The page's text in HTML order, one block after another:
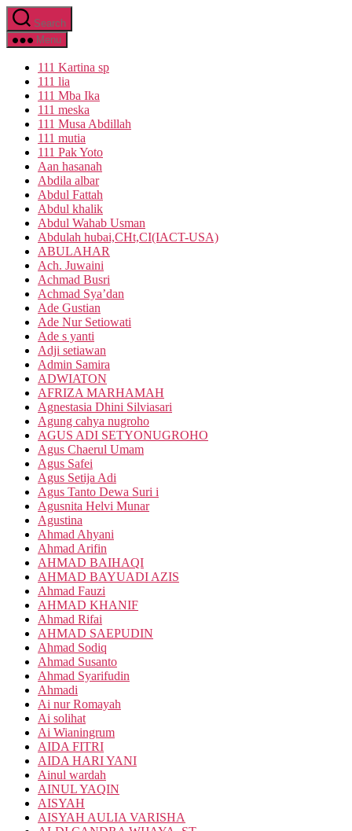
Skip
to
the
Search
Menu
111 Kartina sp
111 lia
111 Mba Ika
111 meska
111 Musa Abdillah
111 mutia
111 Pak Yoto
Aan hasanah
Abdila albar
Abdul Fattah
Abdul khalik
Abdul Wahab Usman
Abdulah hubai,CHt,CI(IACT-USA)
ABULAHAR
Ach. Juwaini
Achmad Busri
Achmad Sya’dan
Ade Gustian
Ade Nur Setiowati
Ade s yanti
Adji setiawan
Admin Samira
ADWIATON
AFRIZA MARHAMAH
Agnestasia Dhini Silviasari
Agung cahya nugroho
AGUS ADI SETYONUGROHO
Agus Chaerul Umam
Agus Safei
Agus Setija Adi
Agus Tanto Dewa Suri i
Agusnita Helvi Munar
Agustina
Ahmad Ahyani
Ahmad Arifin
AHMAD BAIHAQI
AHMAD BAYUADI AZIS
Ahmad Fauzi
AHMAD KHANIF
Ahmad Rifai
AHMAD SAEPUDIN
Ahmad Sodiq
Ahmad Susanto
Ahmad Syarifudin
Ahmadi
Ai nur Romayah
Ai solihat
Ai Wianingrum
AIDA FITRI
AIDA HARI YANI
Ainul wardah
AINUL YAQIN
AISYAH
AISYAH AULIA VARISHA